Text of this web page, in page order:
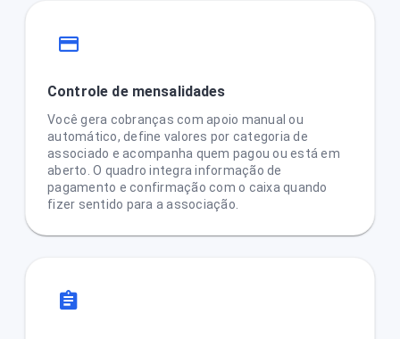
Controle de mensalidades
Você gera cobranças com apoio manual ou
automático, define valores por categoria de
associado e acompanha quem pagou ou está em
aberto. O quadro integra informação de
pagamento e confirmação com o caixa quando
fizer sentido para a associação.